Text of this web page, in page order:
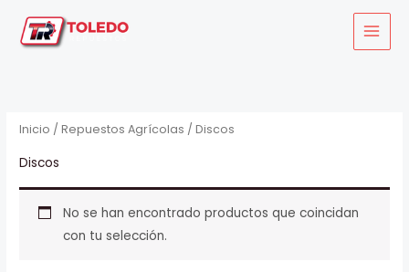
Inicio /Repuestos Agrícolas / Discos
Discos
No se han encontrado productos que coincidan
con tu selección.